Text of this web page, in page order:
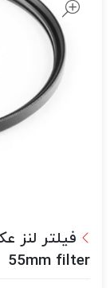
55mm filter